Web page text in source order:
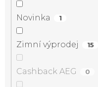
Novinka 1
Zimní výprodej 15
Cashback AEG 0